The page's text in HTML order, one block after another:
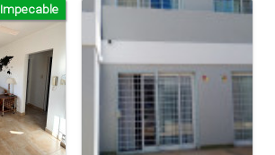
Impecable